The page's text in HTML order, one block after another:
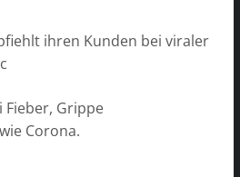
ihren Kunden bei viraler
Fieber, Grippe
Corona.